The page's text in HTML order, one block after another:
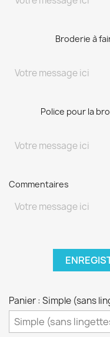
Broderie à
Police pour la
Commentaires
Panier : Simple (sans